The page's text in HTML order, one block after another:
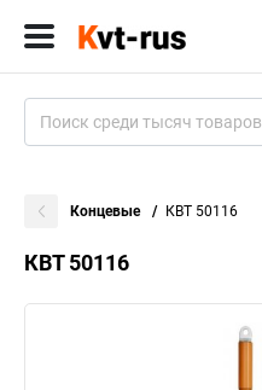
Концевые КВТ 50116
КВТ 50116